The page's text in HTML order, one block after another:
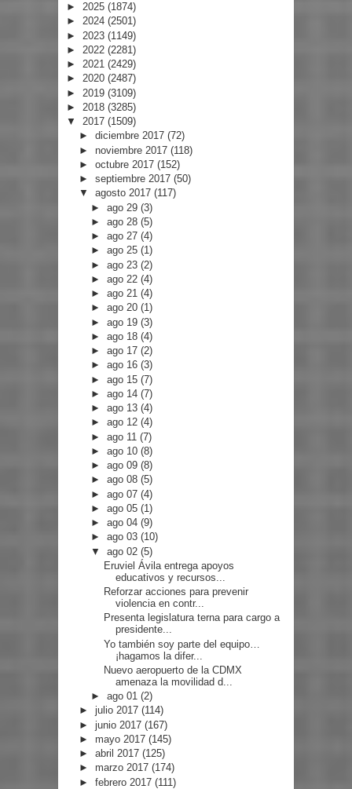
► 2025 (1874)
► 2024 (2501)
► 2023 (1149)
► 2022 (2281)
► 2021 (2429)
► 2020 (2487)
► 2019 (3109)
► 2018 (3285)
▼ 2017 (1509)
► diciembre 2017 (72)
► noviembre 2017 (118)
► octubre 2017 (152)
► septiembre 2017 (50)
▼ agosto 2017 (117)
►ago 29(3)
►ago 28(5)
►ago 27(4)
►ago 25(1)
►ago 23(2)
►ago 22(4)
►ago 21(4)
►ago 20(1)
►ago 19(3)
►ago 18(4)
►ago 17(2)
►ago 16(3)
►ago 15(7)
►ago 14(7)
►ago 13(4)
►ago 12(4)
►ago 11(7)
►ago 10(8)
►ago 09(8)
►ago 08(5)
►ago 07(4)
►ago 05(1)
►ago 04(9)
►ago 03(10)
▼ago 02(5)
Eruviel Ávila entrega apoyos
educativos y recursos...
Reforzar acciones para prevenir
violencia en contr...
Presenta legislatura terna para cargo a
presidente...
Yo también soy parte del equipo…
¡hagamos la difer...
Nuevo aeropuerto de la CDMX
amenaza la movilidad d...
►ago 01(2)
► julio 2017 (114)
► junio 2017 (167)
► mayo 2017 (145)
► abril 2017 (125)
► marzo 2017 (174)
► febrero 2017 (111)